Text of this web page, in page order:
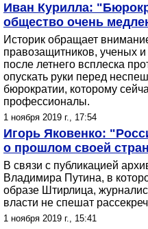
Иван Курилла:
общество очень
Историк обращает
правозащитников, ученых
после летнего всплеска
опускать руки перед
бюрократии, которому
профессионалы.
1 ноября 2019 г., 17:54
Игорь Яковенко:
о прошлом своей
В связи с публикацией
Владимира Путина, в
образе Штирлица,
власти не спешат
1 ноября 2019 г., 15:41